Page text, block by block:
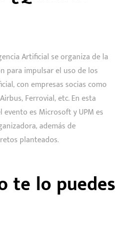
Artificial se organiza de la
para impulsar el uso de los
con empresas socias como
Ferrovial, etc. En esta
es Microsoft y UPM es
además de
planteados.
te lo puedes